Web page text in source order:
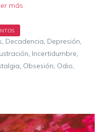
más
, Decadencia, Depresión,
, Incertidumbre,
, Obsesión, Odio,